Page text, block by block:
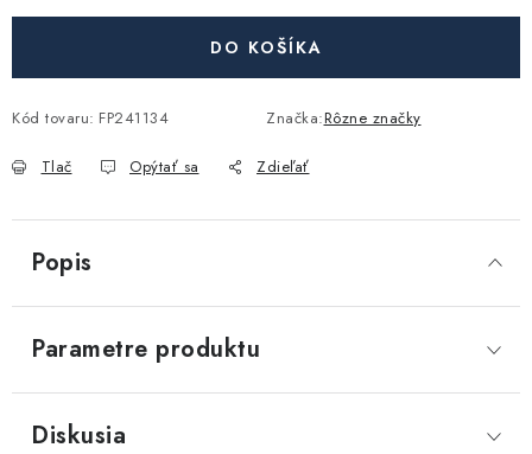
Akcie, Zľavy
Podmienky ochrany osobných údajov
Obchodné podmienky požičovne náradia
Moja objednávka
DO KOŠÍKA
Kód tovaru: FP241134 Značka:Rôzne značky
Tlač Opýtať sa Zdieľať
Popis
Parametre produktu
Diskusia